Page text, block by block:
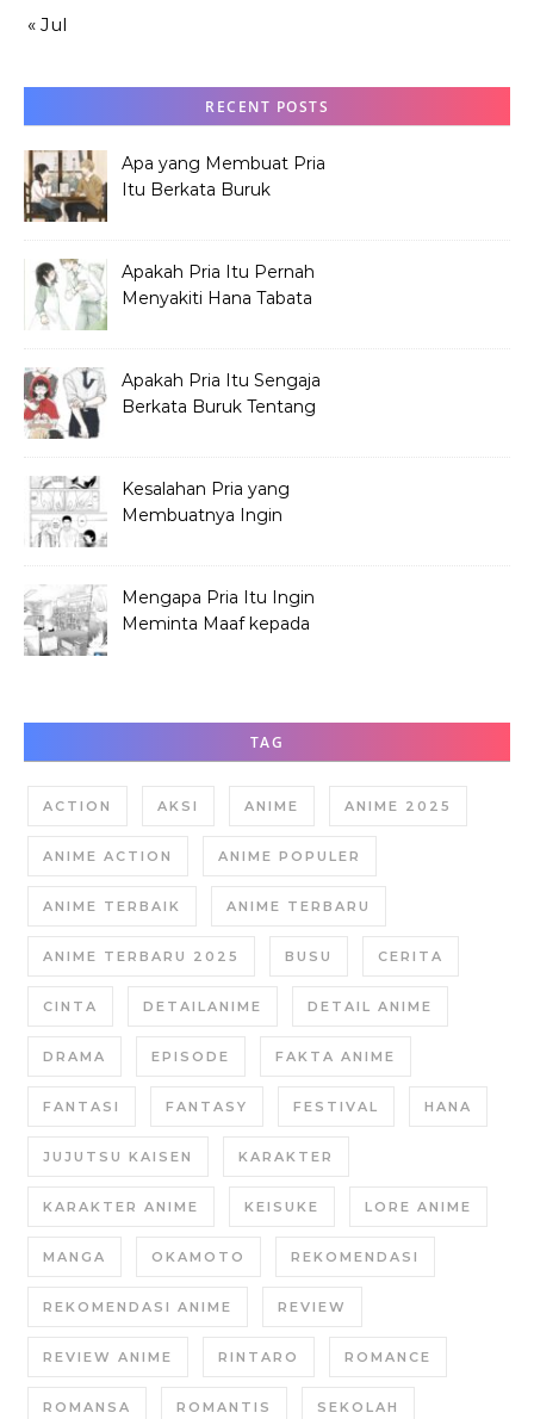
« Jul
RECENT POSTS
Apa yang Membuat Pria
Itu Berkata Buruk
Apakah Pria Itu Pernah
Menyakiti Hana Tabata
Apakah Pria Itu Sengaja
Berkata Buruk Tentang
Kesalahan Pria yang
Membuatnya Ingin
Mengapa Pria Itu Ingin
Meminta Maaf kepada
TAG
ACTION AKSI ANIME ANIME 2025
ANIME ACTION ANIME POPULER
ANIME TERBAIK ANIME TERBARU
ANIME TERBARU 2025 BUSU CERITA
CINTA DETAILANIME DETAIL ANIME
DRAMA EPISODE FAKTA ANIME
FANTASI FANTASY FESTIVAL HANA
JUJUTSU KAISEN KARAKTER
KARAKTER ANIME KEISUKE LORE ANIME
MANGA OKAMOTO REKOMENDASI
REKOMENDASI ANIME REVIEW
REVIEW ANIME RINTARO ROMANCE
ROMANSA ROMANTIS SEKOLAH